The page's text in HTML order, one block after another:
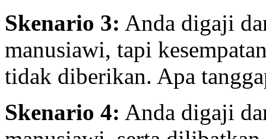
Skenario 3: Anda digaji
manusiawi, tapi
tidak diberikan. Apa
Skenario 4: Anda digaji